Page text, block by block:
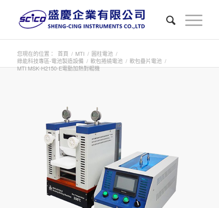
您現在的位置： 首頁 / MTI / 圓柱電池 /
綠能科技專區-電池製造設備 / 軟包捲繞電池 / 軟包疊片電池 /
MTI MSK-H2150-E電動加熱對輥機